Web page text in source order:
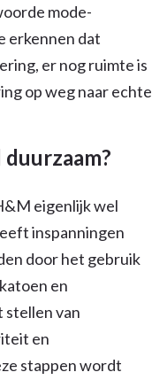
mode-
erkennen dat
er nog ruimte is
op weg naar echte
eigenlijk wel
inspanningen
door het gebruik
en
stellen van
en
stappen wordt